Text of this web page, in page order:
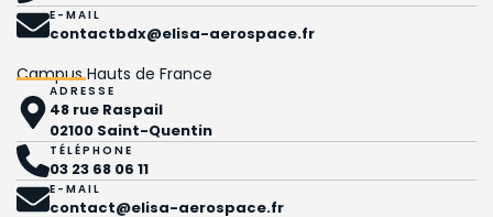
E-MAIL
contactbdx@elisa-aerospace.fr
Campus Hauts de France
ADRESSE
48 rue Raspail
02100 Saint-Quentin
TÉLÉPHONE
03 23 68 06 11
E-MAIL
contact@elisa-aerospace.fr